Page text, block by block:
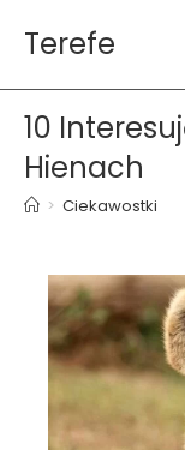
Terefe
10
Hienach
> Ciekawostki